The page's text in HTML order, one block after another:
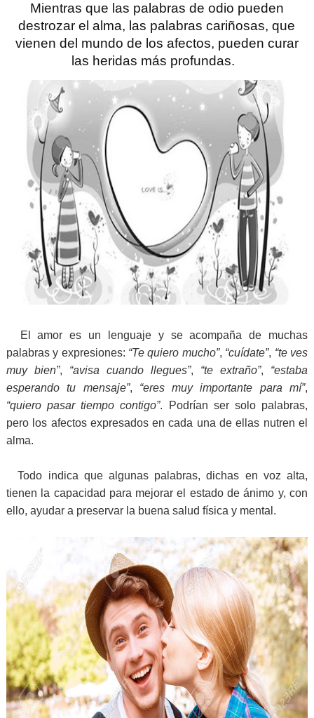
Mientras que las palabras de odio pueden
destrozar el alma, las palabras cariñosas, que
vienen del mundo de los afectos, pueden curar
las heridas más profundas.
El amor es un lenguaje y se acompaña de muchas
palabras y expresiones: “Te quiero mucho”, “cuídate”, “te ves
muy bien”, “avisa cuando llegues”, “te extraño”, “estaba
esperando tu mensaje”, “eres muy importante para mí”,
“quiero pasar tiempo contigo”. Podrían ser solo palabras,
pero los afectos expresados en cada una de ellas nutren el
alma.
Todo indica que algunas palabras, dichas en voz alta,
tienen la capacidad para mejorar el estado de ánimo y, con
ello, ayudar a preservar la buena salud física y mental.